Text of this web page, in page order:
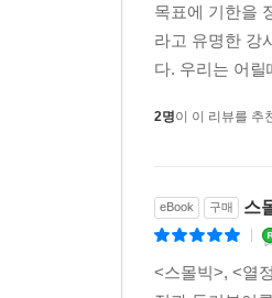
목표에 기한을
라고 유명한 강
다. 우리는 어
2명이 이 리뷰를 추
eBook 구매 스
<스몰빅>, <열